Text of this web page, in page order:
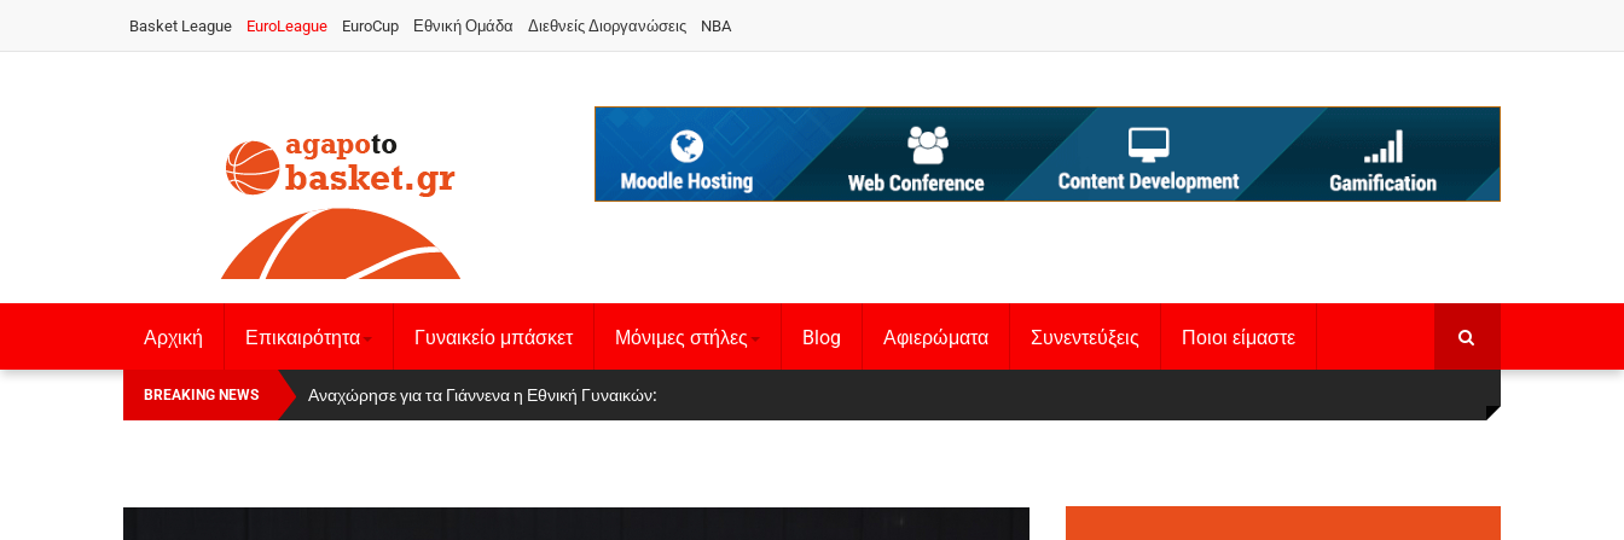
Basket League EuroLeague EuroCup Εθνική Ομάδα Διεθνείς Διοργανώσεις NBA
Αρχική Επικαιρότητα Γυναικείο μπάσκετ Μόνιμες στήλες Blog Αφιερώματα Συνεντεύξεις Ποιοι είμαστε
BREAKING NEWS Οι Πάνθηρες Καβάλας στην Women Basketball League 1
Αναχώρησε για τα Γιάννενα η Εθνική Γυναικών: